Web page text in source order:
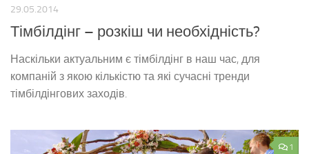
29.05.2014
Тімбілдінг – розкіш чи необхідність?
Наскільки актуальним є тімбілдінг в наш час, для
компаній з якою кількістю та які сучасні тренди
тімбілдінгових заходів.
1